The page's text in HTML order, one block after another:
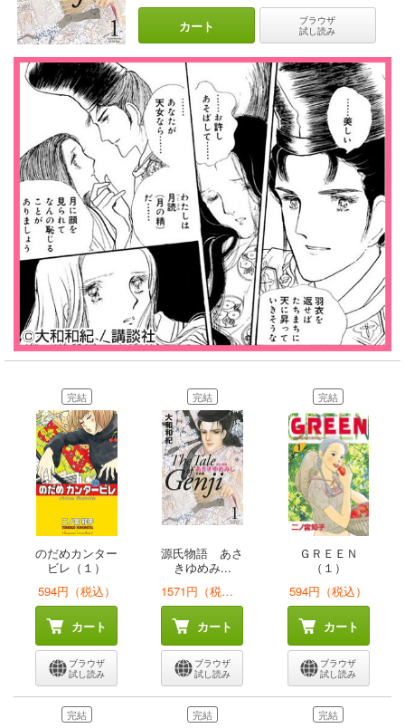
カート
ブラウザ
試し読み
完結
のだめカンター
ビレ（１）
594円（税込）
カート
ブラウザ
試し読み
完結
源氏物語 あさ
きゆめみ...
1571円（税込）
カート
ブラウザ
試し読み
完結
ＧＲＥＥＮ
（１）
594円（税込）
カート
ブラウザ
試し読み
完結 完結 完結